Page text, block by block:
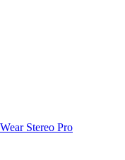
Stereo Pro